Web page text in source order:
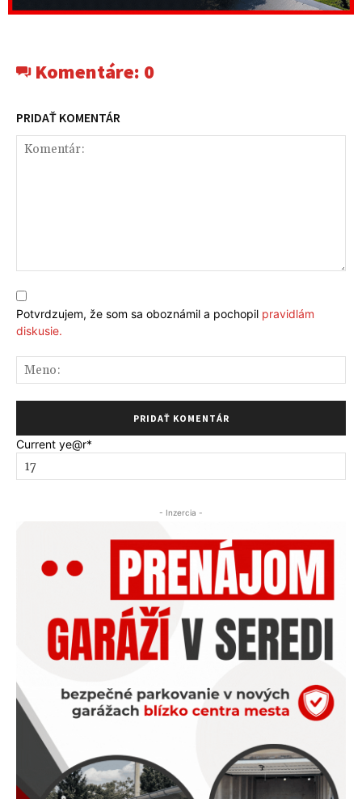
Komentáre: 0
PRIDAŤ KOMENTÁR
Potvrdzujem, že som sa oboznámil a pochopil pravidlám
diskusie.
Current ye@r*
- Inzercia -